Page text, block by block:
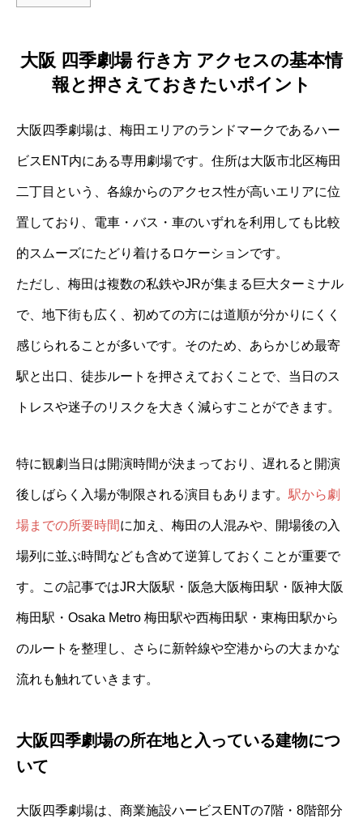
大阪 四季劇場 行き方 アクセスの基本情
報と押さえておきたいポイント
大阪四季劇場は、梅田エリアのランドマークであるハー
ビスENT内にある専用劇場です。住所は大阪市北区梅田
二丁目という、各線からのアクセス性が高いエリアに位
置しており、電車・バス・車のいずれを利用しても比較
的スムーズにたどり着けるロケーションです。
ただし、梅田は複数の私鉄やJRが集まる巨大ターミナル
で、地下街も広く、初めての方には道順が分かりにくく
感じられることが多いです。そのため、あらかじめ最寄
駅と出口、徒歩ルートを押さえておくことで、当日のス
トレスや迷子のリスクを大きく減らすことができます。
特に観劇当日は開演時間が決まっており、遅れると開演
後しばらく入場が制限される演目もあります。 駅から劇
場までの所要時間に加え、梅田の人混みや、開場後の入
場列に並ぶ時間なども含めて逆算しておくことが重要で
す。この記事ではJR大阪駅・阪急大阪梅田駅・阪神大阪
梅田駅・Osaka Metro 梅田駅や西梅田駅・東梅田駅から
のルートを整理し、さらに新幹線や空港からの大まかな
流れも触れていきます。
大阪四季劇場の所在地と入っている建物につ
いて
大阪四季劇場は、商業施設ハービスENTの7階・8階部分